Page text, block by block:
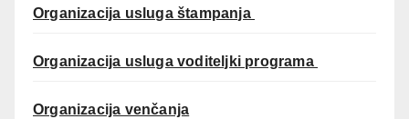
Organizacija usluga štampanja
Organizacija usluga voditeljki programa
Organizacija venčanja